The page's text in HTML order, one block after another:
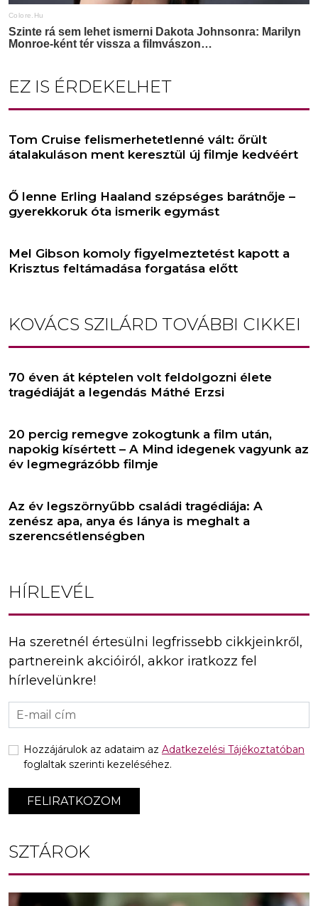
EZ IS ÉRDEKELHET
Tom Cruise felismerhetetlenné vált: őrült
átalakuláson ment keresztül új filmje kedvéért
Ő lenne Erling Haaland szépséges barátnője –
gyerekkoruk óta ismerik egymást
Mel Gibson komoly figyelmeztetést kapott a
Krisztus feltámadása forgatása előtt
KOVÁCS SZILÁRD TOVÁBBI CIKKEI
70 éven át képtelen volt feldolgozni élete
tragédiáját a legendás Máthé Erzsi
20 percig remegve zokogtunk a film után,
napokig kísértett – A Mind idegenek vagyunk az
év legmegrázóbb filmje
Az év legszörnyűbb családi tragédiája: A
zenész apa, anya és lánya is meghalt a
szerencsétlenségben
HÍRLEVÉL
Ha szeretnél értesülni legfrissebb cikkjeinkről,
partnereink akcióiról, akkor iratkozz fel
hírlevelünkre!
FELIRATKOZOM
Hozzájárulok az adataim az Adatkezelési Tájékoztatóban
foglaltak szerinti kezeléséhez.
SZTÁROK